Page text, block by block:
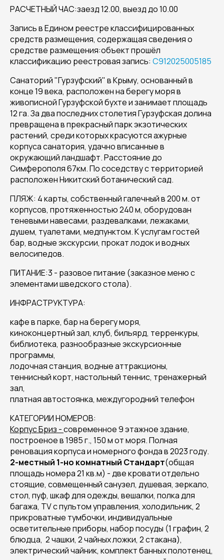
РАСЧЕТНЫЙ ЧАС:заезд 12.00, выезд до 10.00
Запись в Едином реестре классифицированных
средств размещения, содержащая сведения о
средстве размещения:объект прошёл
классификацию реестровая запись: С912025005185
Санаторий "Гурзуфский" в Крыму, основанный в
конце 19 века, расположен на берегу моря в
живописной Гурзуфской бухте и занимает площадь
12 га. За два последних столетия Гурзуфская долина
превращена в прекрасный парк экзотических
растений, среди которых красуются ажурные
корпуса санатория, удачно вписанные в
окружающий ландшафт. Расстояние до
Симферополя 67км. По соседству с территорией
расположен Никитский ботанический сад.
ПЛЯЖ: 4 карты, собственный галечный в 200 м. от
корпусов, протяженностью 240 м, оборудован
теневыми навесами, раздевалками, лежаками,
душем, туалетами, медпунктом. К услугам гостей
бар, водные экскурсии, прокат лодок и водных
велосипедов.
ПИТАНИЕ:3 - разовое питание (заказное меню с
элементами шведского стола).
ИНФРАСТРУКТУРА:
кафе в парке, бар на берегу моря,
киноконцертный зал, клуб, бильярд, терренкуры,
библиотека, разнообразные экскурсионные
программы,
лодочная станция, водные аттракционы,
теннисный корт, настольный теннис, тренажерный
зал,
платная автостоянка, междугородний телефон
КАТЕГОРИИ НОМЕРОВ:
Корпус Бриз -современное 9 этажное здание,
построеное в 1985 г., 150 м от моря. Полная
реновация корпуса и номерного фонда в 2023 году.
2-местный 1-но комнатный Стандарт(общая
площадь номера 21 кв.м) - две кровати отдельно
стоящие, совмещенный санузел, душевая, зеркало,
стол, пуф, шкаф для одежды, вешалки, полка для
багажа, TV с пультом управления, холодильник, 2
прикроватные тумбочки, индивидуальные
осветительные приборы, набор посуды (1 графин, 2
блюдца, 2 чашки, 2 чайных ложки, 2 стакана),
электрический чайник, комплект банных полотенец,